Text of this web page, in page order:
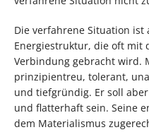
Die verfahrene Situation ist
Energiestruktur, die oft mit
Verbindung gebracht wird.
prinzipientreu, tolerant,
und tiefgründig. Er soll
und flatterhaft sein. Seine
dem Materialismus